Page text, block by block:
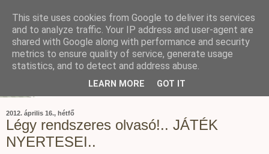
2012. április 16., hétfő
Légy rendszeres olvasó!.. JÁTÉK
NYERTESEI..
This site uses cookies from Google to deliver its services
and to analyze traffic. Your IP address and user-agent are
shared with Google along with performance and security
metrics to ensure quality of service, generate usage
statistics, and to detect and address abuse.
LEARN MORE GOT IT